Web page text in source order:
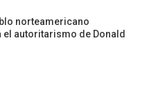
norteamericano
autoritarismo de Donald